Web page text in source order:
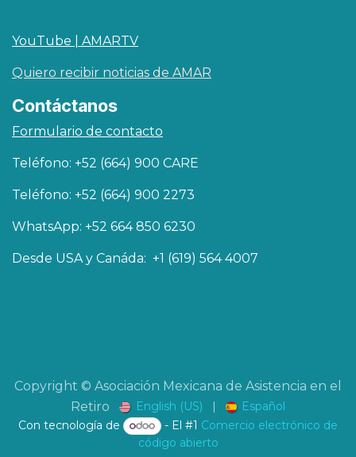
YouTube | AMARTV
Quiero recibir noticias de AMAR
Contáctanos
Formulario de contacto
Teléfono: +52 (664) 900 CARE
Teléfono: +52 (664) 900 2273
WhatsApp: +52 664 850 6230
Desde USA y Canáda: +1 (619) 564 4007
Copyright © Asociación Mexicana de Asistencia en el
Retiro
English (US) |
Español
Con tecnología de
- El #1 Comercio electrónico de
código abierto